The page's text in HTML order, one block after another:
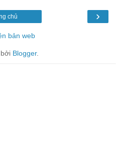
›
chủ
bản web
Blogger.